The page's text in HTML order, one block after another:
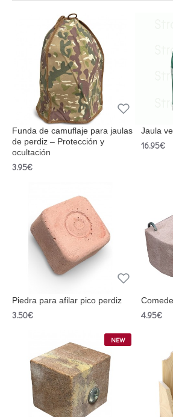
Funda de camuflaje para jaulas
de perdiz – Protección y
ocultación
3.95€
Jaula
16.95€
Piedra para afilar pico perdiz
3.50€ 4.95€
NEW